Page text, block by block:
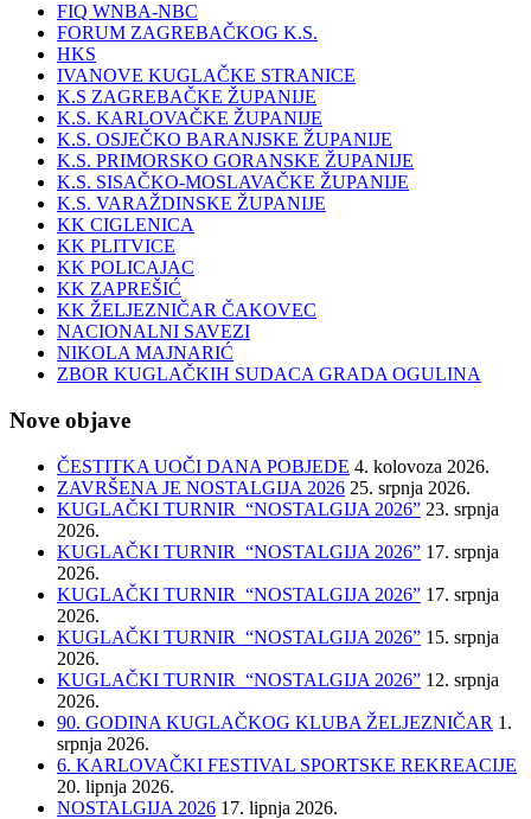
FIQ WNBA-NBC
FORUM ZAGREBAČKOG K.S.
HKS
IVANOVE KUGLAČKE STRANICE
K.S ZAGREBAČKE ŽUPANIJE
K.S. KARLOVAČKE ŽUPANIJE
K.S. OSJEČKO BARANJSKE ŽUPANIJE
K.S. PRIMORSKO GORANSKE ŽUPANIJE
K.S. SISAČKO-MOSLAVAČKE ŽUPANIJE
K.S. VARAŽDINSKE ŽUPANIJE
KK CIGLENICA
KK PLITVICE
KK POLICAJAC
KK ZAPREŠIĆ
KK ŽELJEZNIČAR ČAKOVEC
NACIONALNI SAVEZI
NIKOLA MAJNARIĆ
ZBOR KUGLAČKIH SUDACA GRADA OGULINA
Nove objave
ČESTITKA UOČI DANA POBJEDE 4. kolovoza 2026.
ZAVRŠENA JE NOSTALGIJA 2026 25. srpnja 2026.
KUGLAČKI TURNIR “NOSTALGIJA 2026” 23. srpnja
2026.
KUGLAČKI TURNIR “NOSTALGIJA 2026” 17. srpnja
2026.
KUGLAČKI TURNIR “NOSTALGIJA 2026” 17. srpnja
2026.
KUGLAČKI TURNIR “NOSTALGIJA 2026” 15. srpnja
2026.
KUGLAČKI TURNIR “NOSTALGIJA 2026” 12. srpnja
2026.
90. GODINA KUGLAČKOG KLUBA ŽELJEZNIČAR 1.
srpnja 2026.
6. KARLOVAČKI FESTIVAL SPORTSKE REKREACIJE
20. lipnja 2026.
NOSTALGIJA 2026 17. lipnja 2026.